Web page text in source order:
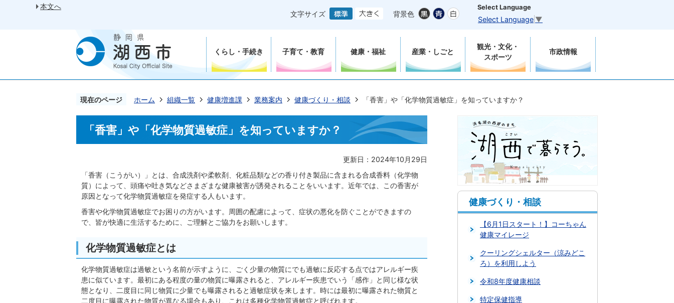
本文へ
文字サイズ
背景色
Select Language
Select Language ▼
くらし・手続き 子育て・教育 健康・福祉 産業・しごと
観光・文化・
スポーツ
市政情報
現在のページ ホーム 組織一覧 健康増進課 業務案内 健康づくり・相談 「香害」や「化学物質過敏症」を知っていますか？
「香害」や「化学物質過敏症」を知っていますか？
更新日：2024年10月29日
「香害（こうがい）」とは、合成洗剤や柔軟剤、化粧品類などの香り付き製品に含まれる合成香料（化学物
質）によって、頭痛や吐き気などさまざまな健康被害が誘発されることをいいます。近年では、この香害が
原因となって化学物質過敏症を発症する人もいます。
香害や化学物質過敏症でお困りの方がいます。周囲の配慮によって、症状の悪化を防ぐことができますの
で、皆が快適に生活するために、ご理解とご協力をお願いします。
化学物質過敏症とは
化学物質過敏症は過敏という名前が示すように、ごく少量の物質にでも過敏に反応する点ではアレルギー疾
患に似ています。最初にある程度の量の物質に曝露されると、アレルギー疾患でいう「感作」と同じ様な状
態となり、二度目に同じ物質に少量でも曝露されると過敏症状を来します。時には最初に曝露された物質と
二度目に曝露された物質が異なる場合もあり、これは多種化学物質過敏症と呼ばれます。
健康づくり・相談
【6月1日スタート！】コーちゃん
健康マイレージ
クーリングシェルター（涼みどこ
ろ）を利用しよう
令和8年度健康相談
特定保健指導